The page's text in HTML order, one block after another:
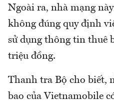
Ngoài ra, nhà mạng
không đúng quy định
sử dụng thông tin thuê
triệu đồng.
Thanh tra Bộ cho biết,
bao của Vietnamobile